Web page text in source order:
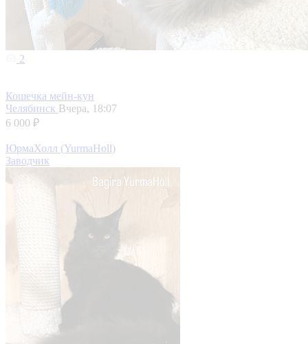
2
Кошечка мейн-кун
Челябинск Вчера, 18:07
6 000 ₽
ЮрмаХолл (YurmaHoll)
Заводчик